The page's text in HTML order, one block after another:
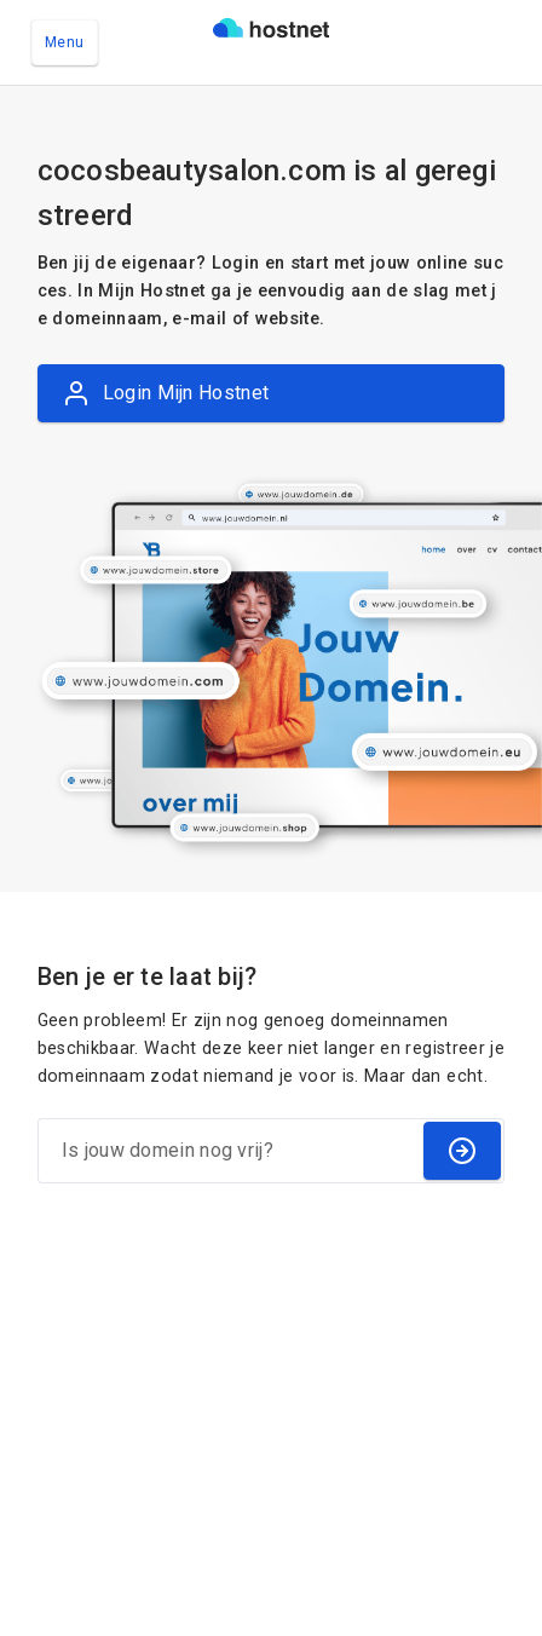
Menu
cocosbeautysalon.com is al geregi
streerd
Ben jij de eigenaar? Login en start met jouw online suc
ces. In Mijn Hostnet ga je eenvoudig aan de slag met j
e domeinnaam, e-mail of website.
Login Mijn Hostnet
Ben je er te laat bij?
Geen probleem! Er zijn nog genoeg domeinnamen
beschikbaar. Wacht deze keer niet langer en registreer je
domeinnaam zodat niemand je voor is. Maar dan echt.